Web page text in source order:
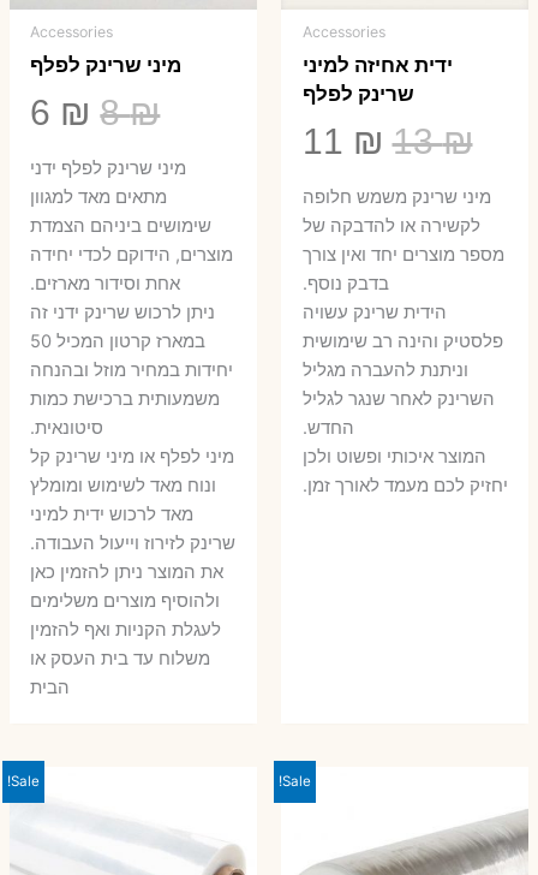
Accessories
ידית אחיזה למיני
שרינק לפלף
13₪
המחיר
המקורי
היה:
13 ₪.
11 ₪
הוא:
​מיני שרינק משמש חלופה
לקשירה או להדבקה של
מספר מוצרים יחד ואין צורך
בדבק נוסף.
הידית שרינק עשויה
פלסטיק והינה רב שימושית
וניתנת להעברה מגליל
השרינק לאחר שנגר לגליל
החדש.
המוצר איכותי ופשוט ולכן
יחזיק לכם מעמד לאורך זמן.
Accessories
מיני שרינק לפלף
8₪
היה:
8 ₪.
6 ₪
6 ₪.
מיני שרינק לפלף ידני
מתאים מאד למגוון
שימושים ביניהם הצמדת
מוצרים, הידוקם לכדי יחידה
אחת וסידור מארזים.
ניתן לרכוש שרינק ידני זה
במארז קרטון המכיל 50
יחידות במחיר מוזל ובהנחה
משמעותית ברכישת כמות
סיטונאית.
מיני לפלף או מיני שרינק קל
ונוח מאד לשימוש ומומלץ
מאד לרכוש ידית למיני
שרינק לזירוז וייעול העבודה.
את המוצר ניתן להזמין כאן
ולהוסיף מוצרים משלימים
לעגלת הקניות ואף להזמין
משלוח עד בית העסק או
הבית
Sale!
Sale!